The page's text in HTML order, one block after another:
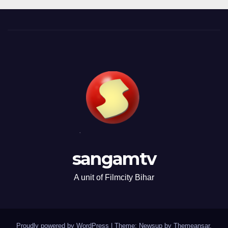
sangamtv
A unit of Filmcity Bihar
Proudly powered by WordPress Theme: Newsup by Themeansar.